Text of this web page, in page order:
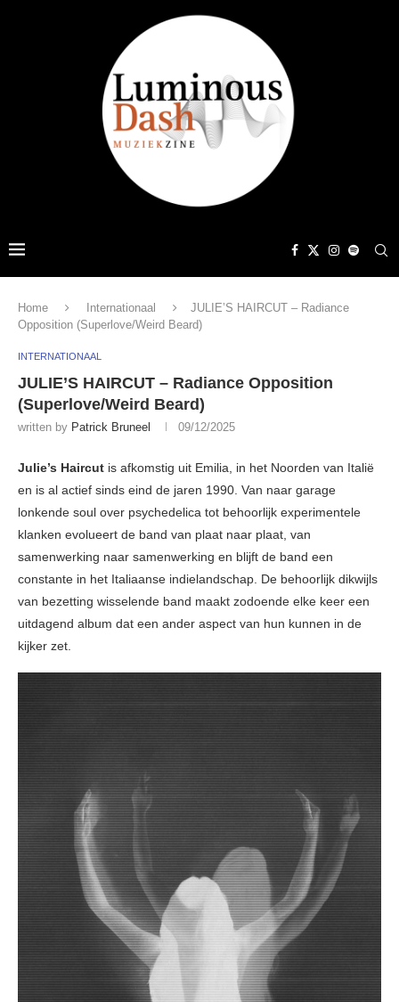
Home Internationaal
JULIE’S HAIRCUT – Radiance
Opposition (Superlove/Weird Beard)
INTERNATIONAAL
JULIE’S HAIRCUT – Radiance Opposition
(Superlove/Weird Beard)
written by Patrick Bruneel 09/12/2025
Julie’s Haircut is afkomstig uit Emilia, in het Noorden van Italië
en is al actief sinds eind de jaren 1990. Van naar garage
lonkende soul over psychedelica tot behoorlijk experimentele
klanken evolueert de band van plaat naar plaat, van
samenwerking naar samenwerking en blijft de band een
constante in het Italiaanse indielandschap. De behoorlijk dikwijls
van bezetting wisselende band maakt zodoende elke keer een
uitdagend album dat een ander aspect van hun kunnen in de
kijker zet.